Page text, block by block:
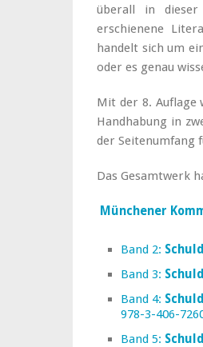
überall in dieser
erschienene
handelt sich um
oder es genau
Mit der 8. Auflage
Handhabung in
der Seitenumfang
Das Gesamtwerk
Münchener
Band 2:
Band 3:
Band 4:
978-3-406-
Band 5: